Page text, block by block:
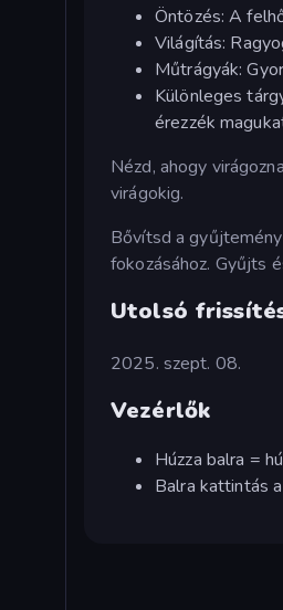
Öntözés: A
Világítás:
Műtrágyák:
Különleges
érezzék
Nézd, ahogy
virágokig.
Bővítsd a
fokozásához. Gyűjts
Utolsó
2025. szept. 08.
Vezérlők
Húzza balra =
Balra kattintás